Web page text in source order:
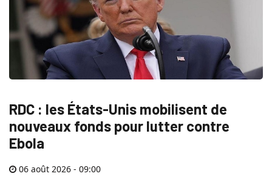
RDC : les États-Unis mobilisent de
nouveaux fonds pour lutter contre
Ebola
06 août 2026 - 09:00